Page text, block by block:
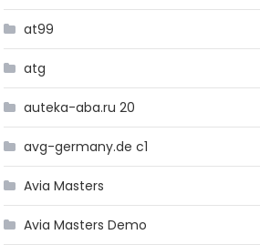
at99
atg
auteka-aba.ru 20
avg-germany.de c1
Avia Masters
Avia Masters Demo